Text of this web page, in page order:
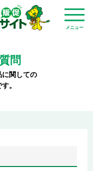
メニュー
問
に関しての
。